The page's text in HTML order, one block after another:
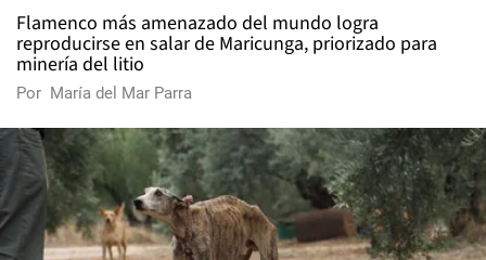
Flamenco más amenazado del mundo logra
reproducirse en salar de Maricunga, priorizado para
minería del litio
Por María del Mar Parra